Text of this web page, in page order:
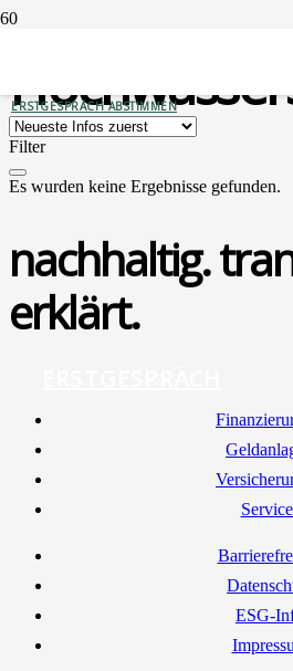
ERSTGESPRÄCH ABSTIMMEN
Filter
Es wurden keine Ergebnisse gefunden.
nachhaltig.
erklärt.
ESG-